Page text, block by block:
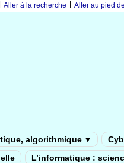
Aller à la recherche Aller au pied
algorithmique ▼
L’informatique :